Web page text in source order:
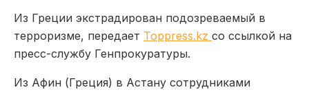
Из Греции экстрадирован подозреваемый в
терроризме, передает Toppress.kz со ссылкой на
пресс-службу Генпрокуратуры.
Из Афин (Греция) в Астану сотрудниками